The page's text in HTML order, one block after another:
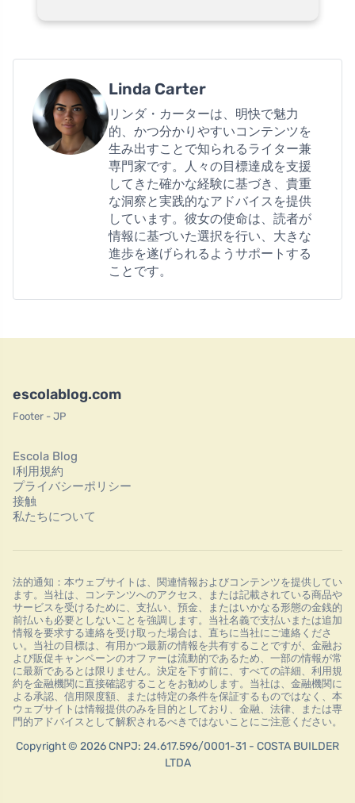
Linda Carter
リンダ・カーターは、明快で魅力
的、かつ分かりやすいコンテンツを
生み出すことで知られるライター兼
専門家です。人々の目標達成を支援
してきた確かな経験に基づき、貴重
な洞察と実践的なアドバイスを提供
しています。彼女の使命は、読者が
情報に基づいた選択を行い、大きな
進歩を遂げられるようサポートする
ことです。
escolablog.com
Footer - JP
Escola Blog
l利用規約
プライバシーポリシー
接触
私たちについて
法的通知：本ウェブサイトは、関連情報およびコンテンツを提供してい
ます。当社は、コンテンツへのアクセス、または記載されている商品や
サービスを受けるために、支払い、預金、またはいかなる形態の金銭的
前払いも必要としないことを強調します。当社名義で支払いまたは追加
情報を要求する連絡を受け取った場合は、直ちに当社にご連絡くださ
い。当社の目標は、有用かつ最新の情報を共有することですが、金融お
よび販促キャンペーンのオファーは流動的であるため、一部の情報が常
に最新であるとは限りません。決定を下す前に、すべての詳細、利用規
約を金融機関に直接確認することをお勧めします。当社は、金融機関に
よる承認、信用限度額、または特定の条件を保証するものではなく、本
ウェブサイトは情報提供のみを目的としており、金融、法律、または専
門的アドバイスとして解釈されるべきではないことにご注意ください。
Copyright © 2026 CNPJ: 24.617.596/0001-31 - COSTA BUILDER
LTDA